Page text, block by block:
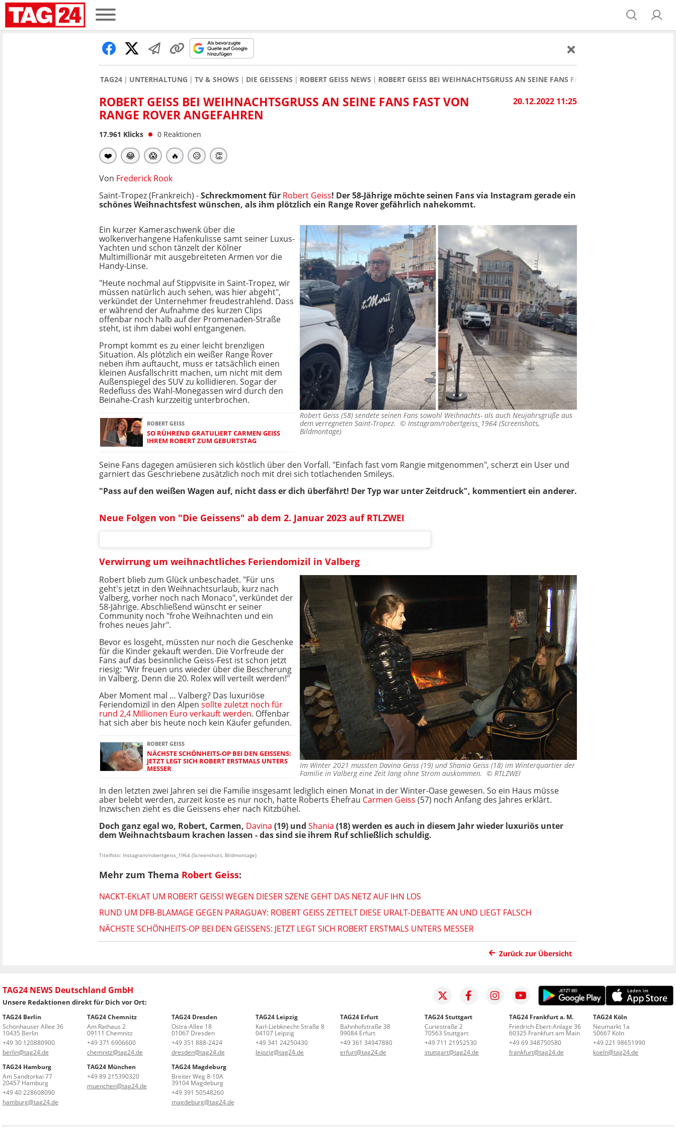
TAG24 UNTERHALTUNG TV & SHOWS DIE GEISSENS ROBERT GEISS NEWS ROBERT GEISS BEI WEIHNACHTSGRUSS AN SEINE FANS FAST VON RANGE ROVER
20.12.2022 11:25
ROBERT GEISS BEI WEIHNACHTSGRUSS AN SEINE FANS FAST VON R
ANGE ROVER ANGEFAHREN
17.961 Klicks 0 Reaktionen
❤️ 😂 😱 🔥 😥 👏
Von Frederick Rook
Saint-Tropez (Frankreich) -Schreckmoment für Robert Geiss! Der 58-Jährige möchte seinen Fans via Instagram gerade ein
schönes Weihnachtsfest wünschen, als ihm plötzlich ein Range Rover gefährlich nahekommt.
Robert Geiss (58) sendete seinen Fans sowohl Weihnachts- als auch Neujahrsgrüße aus
dem verregneten Saint-Tropez. © Instagram/robertgeiss_1964 (Screenshots,
Bildmontage)
Ein kurzer Kameraschwenk über die
wolkenverhangene Hafenkulisse samt seiner Luxus-
Yachten und schon tänzelt der Kölner
Multimillionär mit ausgebreiteten Armen vor die
Handy-Linse.
"Heute nochmal auf Stippvisite in Saint-Tropez, wir
müssen natürlich auch sehen, was hier abgeht",
verkündet der Unternehmer freudestrahlend. Dass
er während der Aufnahme des kurzen Clips
offenbar noch halb auf der Promenaden-Straße
steht, ist ihm dabei wohl entgangenen.
Prompt kommt es zu einer leicht brenzligen
Situation. Als plötzlich ein weißer Range Rover
neben ihm auftaucht, muss er tatsächlich einen
kleinen Ausfallschritt machen, um nicht mit dem
Außenspiegel des SUV zu kollidieren. Sogar der
Redefluss des Wahl-Monegassen wird durch den
Beinahe-Crash kurzzeitig unterbrochen.
ROBERT GEISS
SO RÜHREND GRATULIERT CARMEN GEISS
IHREM ROBERT ZUM GEBURTSTAG
Seine Fans dagegen amüsieren sich köstlich über den Vorfall. "Einfach fast vom Rangie mitgenommen", scherzt ein User und
garniert das Geschriebene zusätzlich noch mit drei sich totlachenden Smileys.
"Pass auf den weißen Wagen auf, nicht dass er dich überfährt! Der Typ war unter Zeitdruck", kommentiert ein anderer.
Neue Folgen von "Die Geissens" ab dem 2. Januar 2023 auf RTLZWEI
Verwirrung um weihnachtliches Feriendomizil in Valberg
Im Winter 2021 mussten Davina Geiss (19) und Shania Geiss (18) im Winterquartier der
Familie in Valberg eine Zeit lang ohne Strom auskommen. © RTLZWEI
Robert blieb zum Glück unbeschadet. "Für uns
geht's jetzt in den Weihnachtsurlaub, kurz nach
Valberg, vorher noch nach Monaco", verkündet der
58-Jährige. Abschließend wünscht er seiner
Community noch "frohe Weihnachten und ein
frohes neues Jahr".
Bevor es losgeht, müssten nur noch die Geschenke
für die Kinder gekauft werden. Die Vorfreude der
Fans auf das besinnliche Geiss-Fest ist schon jetzt
riesig: "Wir freuen uns wieder über die Bescherung
in Valberg. Denn die 20. Rolex will verteilt werden!"
Aber Moment mal … Valberg? Das luxuriöse
Feriendomizil in den Alpen sollte zuletzt noch für
rund 2,4 Millionen Euro verkauft werden. Offenbar
hat sich aber bis heute noch kein Käufer gefunden.
ROBERT GEISS
NÄCHSTE SCHÖNHEITS-OP BEI DEN GEISSENS:
JETZT LEGT SICH ROBERT ERSTMALS UNTERS
MESSER
In den letzten zwei Jahren sei die Familie insgesamt lediglich einen Monat in der Winter-Oase gewesen. So ein Haus müsse
aber belebt werden, zurzeit koste es nur noch, hatte Roberts Ehefrau Carmen Geiss (57) noch Anfang des Jahres erklärt.
Inzwischen zieht es die Geissens eher nach Kitzbühel.
Doch ganz egal wo, Robert, Carmen, Davina (19) und Shania (18) werden es auch in diesem Jahr wieder luxuriös unter
dem Weihnachtsbaum krachen lassen - das sind sie ihrem Ruf schließlich schuldig.
Titelfoto: Instagram/robertgeiss_1964 (Screenshots, Bildmontage)
Mehr zum Thema Robert Geiss:
NACKT-EKLAT UM ROBERT GEISS! WEGEN DIESER SZENE GEHT DAS NETZ AUF IHN LOS
RUND UM DFB-BLAMAGE GEGEN PARAGUAY: ROBERT GEISS ZETTELT DIESE URALT-DEBATTE AN UND LIEGT FALSCH
NÄCHSTE SCHÖNHEITS-OP BEI DEN GEISSENS: JETZT LEGT SICH ROBERT ERSTMALS UNTERS MESSER
Zurück zur Übersicht
TAG24 NEWS Deutschland GmbH
Unsere Redaktionen direkt für Dich vor Ort:
TAG24 Berlin
Schönhauser Allee 36
10435 Berlin
+49 30 120880900
berlin@tag24.de
TAG24 Chemnitz
Am Rathaus 2
09111 Chemnitz
+49 371 6906600
chemnitz@tag24.de
TAG24 Dresden
Ostra-Allee 18
01067 Dresden
+49 351 888-2424
dresden@tag24.de
TAG24 Leipzig
Karl-Liebknecht-Straße 8
04107 Leipzig
+49 341 24250430
leipzig@tag24.de
TAG24 Erfurt
Bahnhofstraße 38
99084 Erfurt
+49 361 34947880
erfurt@tag24.de
TAG24 Stuttgart
Curiestraße 2
70563 Stuttgart
+49 711 21952530
stuttgart@tag24.de
TAG24 Frankfurt a. M.
Friedrich-Ebert-Anlage 36
60325 Frankfurt am Main
+49 69 348750580
frankfurt@tag24.de
TAG24 Köln
Neumarkt 1a
50667 Köln
+49 221 98651990
koeln@tag24.de
TAG24 Hamburg
Am Sandtorkai 77
20457 Hamburg
+49 40 228608090
hamburg@tag24.de
TAG24 München
+49 89 215390320
muenchen@tag24.de
TAG24 Magdeburg
Breiter Weg 8-10A
39104 Magdeburg
+49 391 50548260
magdeburg@tag24.de